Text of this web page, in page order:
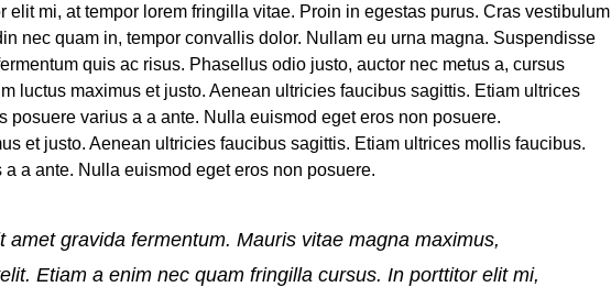
elit mi, at tempor lorem fringilla vitae. Proin in egestas purus. Cras vestibulum
nec quam in, tempor convallis dolor. Nullam eu urna magna. Suspendisse
quis ac risus. Phasellus odio justo, auctor nec metus a, cursus
luctus maximus et justo. Aenean ultricies faucibus sagittis. Etiam ultrices
posuere varius a a ante. Nulla euismod eget eros non posuere.
et justo. Aenean ultricies faucibus sagittis. Etiam ultrices mollis faucibus.
a ante. Nulla euismod eget eros non posuere.
amet gravida fermentum. Mauris vitae magna maximus,
Etiam a enim nec quam fringilla cursus. In porttitor elit mi,